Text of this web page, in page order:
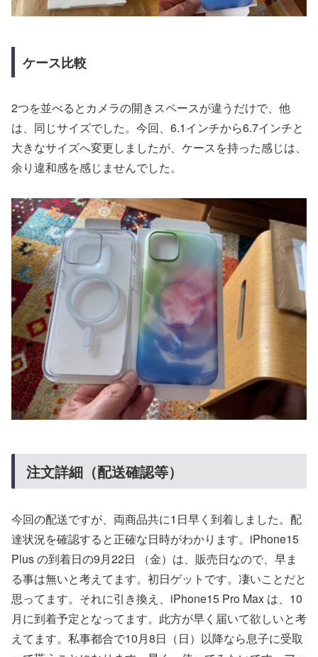
ケース比較
2つを並べるとカメラの開きスペースが違うだけで、他
は、同じサイズでした。今回、6.1インチから6.7インチと
大きなサイズへ変更しましたが、ケースを持った感じは、
余り違和感を感じませんでした。
注文詳細（配送確認等）
今回の配送ですが、両商品共に1日早く到着しました。配
達状況を確認すると正確な日時がわかります。iPhone15
Plus の到着日の9月22日 （金）は、販売日なので、早ま
る事は無いと考えてます。初日ゲットです。凄いことだと
思ってます。それに引き換え、iPhone15 Pro Max は、10
月に到着予定となってます。此方が早く届いて欲しいと考
えてます。私事都合で10月8日（日）以降なら息子に受取